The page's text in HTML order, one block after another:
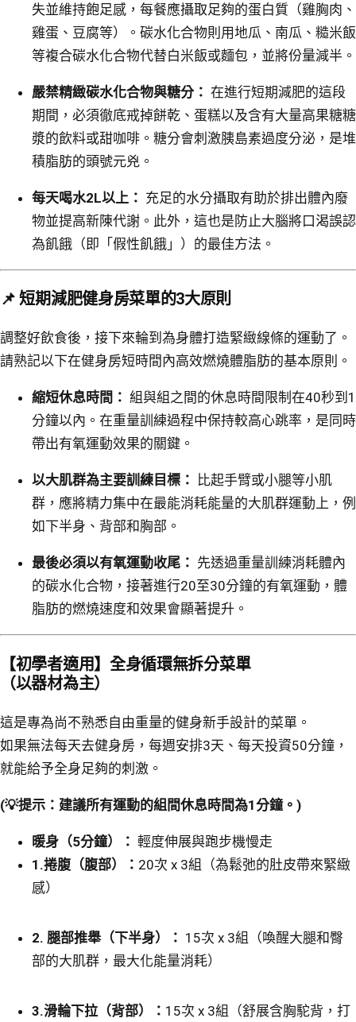
失並維持飽足感，每餐應攝取足夠的蛋白質（雞胸肉、
雞蛋、豆腐等）。碳水化合物則用地瓜、南瓜、糙米飯
等複合碳水化合物代替白米飯或麵包，並將份量減半。
嚴禁精緻碳水化合物與糖分： 在進行短期減肥的這段
期間，必須徹底戒掉餅乾、蛋糕以及含有大量高果糖糖
漿的飲料或甜咖啡。糖分會刺激胰島素過度分泌，是堆
積脂肪的頭號元兇。
每天喝水2L以上： 充足的水分攝取有助於排出體內廢
物並提高新陳代謝。此外，這也是防止大腦將口渴誤認
為飢餓（即「假性飢餓」）的最佳方法。
📌 短期減肥健身房菜單的3大原則
調整好飲食後，接下來輪到為身體打造緊緻線條的運動了。
請熟記以下在健身房短時間內高效燃燒體脂肪的基本原則。
縮短休息時間： 組與組之間的休息時間限制在40秒到1
分鐘以內。在重量訓練過程中保持較高心跳率，是同時
帶出有氧運動效果的關鍵。
以大肌群為主要訓練目標： 比起手臂或小腿等小肌
群，應將精力集中在最能消耗能量的大肌群運動上，例
如下半身、背部和胸部。
最後必須以有氧運動收尾： 先透過重量訓練消耗體內
的碳水化合物，接著進行20至30分鐘的有氧運動，體
脂肪的燃燒速度和效果會顯著提升。
【初學者適用】全身循環無拆分菜單
（以器材為主）
這是專為尚不熟悉自由重量的健身新手設計的菜單。
如果無法每天去健身房，每週安排3天、每天投資50分鐘，
就能給予全身足夠的刺激。
(💡提示：建議所有運動的組間休息時間為1分鐘。)
暖身（5分鐘）： 輕度伸展與跑步機慢走
1.捲腹（腹部）： 20次 x 3組（為鬆弛的肚皮帶來緊緻
感）
2. 腿部推舉（下半身）： 15次 x 3組（喚醒大腿和臀
部的大肌群，最大化能量消耗）
3.滑輪下拉（背部）： 15次 x 3組（舒展含胸駝背，打